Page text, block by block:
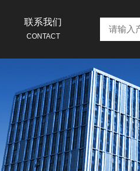
联系我们
CONTACT